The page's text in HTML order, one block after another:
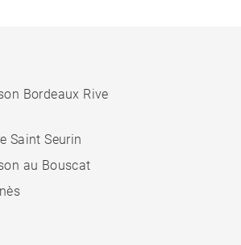
Bordeaux Rive
Saint Seurin
au Bouscat